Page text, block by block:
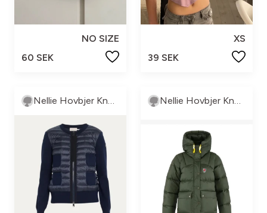
NO SIZE
60 SEK
XS
39 SEK
Nellie Hovbjer Knutsson Nellie Hovbjer Knutsson